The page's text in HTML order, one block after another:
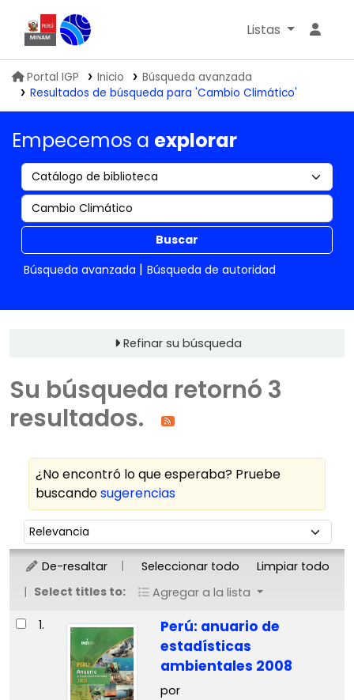
Biblioteca IGP
Listas
Portal IGP Inicio
Búsqueda avanzada
Resultados de búsqueda para 'Cambio Climático'
Empecemos a explorar
Buscar
Búsqueda avanzada
Búsqueda de autoridad
Refinar su búsqueda
Su búsqueda retornó 3
resultados.
¿No encontró lo que esperaba? Pruebe
buscandosugerencias
Ordenar
Ordenar por:
De-resaltar Seleccionar todo
Limpiar todo
Select titles to:
Agregar a la lista
Resultados
1.
Perú: anuario de
estadísticas
ambientales 2008
por